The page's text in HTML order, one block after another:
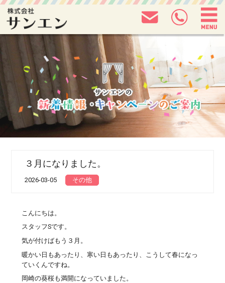
３月になりました。
2026-03-05 その他
こんにちは。
スタッフSです。
気が付けばもう３月。
暖かい日もあったり、寒い日もあったり、こうして春になっ
ていくんですね。
岡崎の葵桜も満開になっていました。